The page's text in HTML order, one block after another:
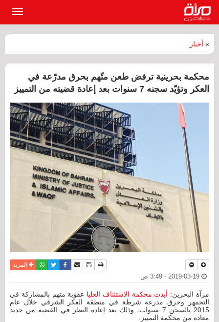
» أخبار
محكمة بحرينية ترفض طعن متّهم بحرق مدرّعة في
العكر وتؤيّد سجنه 7 سنوات بعد إعادة قضيته من التمييز
نسخة للطباعة
حفظ الموضوع
أرسل الى صديق
فيسبوكتويترواتسابالمزيد
مرآة البحرين: أيدت محكمة الاستئناف العليا عقوبة متهم بالمشاركة في
التجمهر وحرق مدرعة شرطة في منطقة العكر الشرقي خلال عام
2015 بالسجن 7 سنوات، وذلك بعد إعادة النظر في القضية من جديد
معادة من محكمة التمييز.